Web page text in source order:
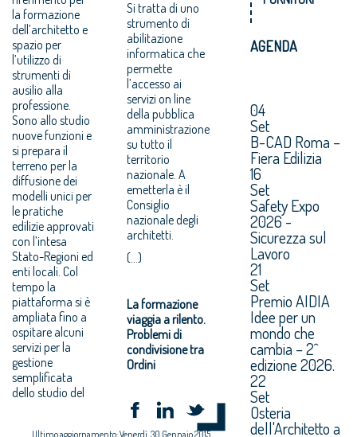
la formazione
dell’architetto e
spazio per
l’utilizzo di
strumenti di
ausilio alla
professione.
Sono allo studio
nuove funzioni e
si prepara il
terreno per la
diffusione dei
modelli unici per
le pratiche
edilizie approvati
con l’intesa
Stato-Regioni ed
enti locali. Col
tempo la
piattaforma si è
ampliata fino a
ospitare alcuni
servizi per la
gestione
semplificata
dello studio del
Si tratta di uno
strumento di
abilitazione
informatica che
permette
l’accesso ai
servizi on line
della pubblica
amministrazione
su tutto il
territorio
nazionale. A
emetterla è il
Consiglio
nazionale degli
architetti.
(...)
La formazione
viaggia a rilento.
Problemi di
condivisione tra
Ordini
Ultimo aggiornamento: Venerdì, 30 Gennaio 2015
AGENDA
04
Set
B-CAD Roma –
Fiera Edilizia
16
Set
Safety Expo
2026 -
Sicurezza sul
Lavoro
21
Set
Premio AIDIA
Idee per un
mondo che
cambia – 2^
edizione 2026.
22
Set
Osteria
dell'Architetto a